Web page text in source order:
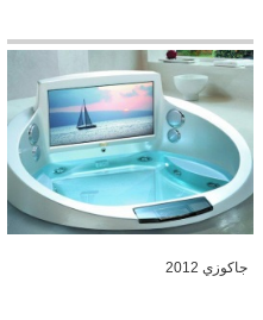
جاكوزي 2012